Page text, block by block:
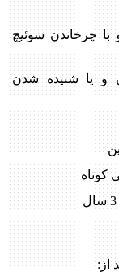
چرخاندن سوئیچ
و یا شنیده شدن
کوتاه
از :